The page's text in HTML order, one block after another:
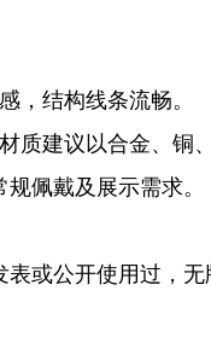
结构线条流畅。
建议以合金、铜
佩戴及展示需求。
或公开使用过，无